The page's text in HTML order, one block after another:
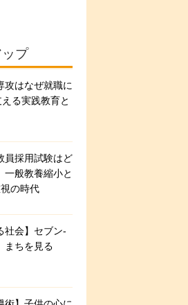
プ
攻はなぜ就職に
る実践教育と
員採用試験はど
般教養縮小と
の時代
社会】セブン‐
まちを見る